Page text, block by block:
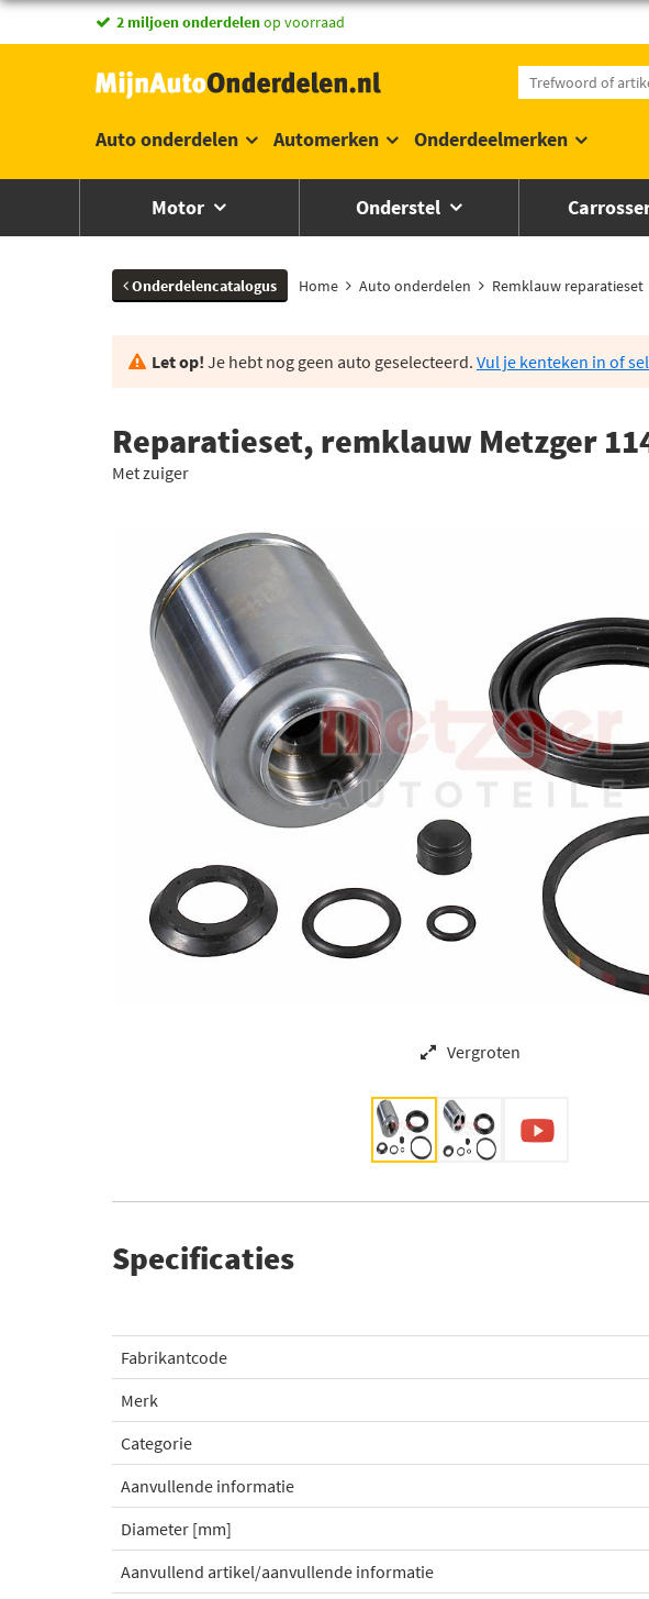
vandaag besteld,morgen in huis *
2 miljoen onderdelenop voorraad
Auto onderdelen Automerken Onderdeelmerken
Motor Onderstel
Onderdelencatalogus Home Auto onderdelen Remklauw reparatieset
Let op! Je hebt nog geen auto geselecteerd. Vul je kenteken in of
Reparatieset, remklauw Metzger
Met zuiger
Vergroten
Specificaties
Fabrikantcode
Merk
Categorie
Aanvullende informatie
Diameter [mm]
Aanvullend artikel/aanvullende informatie